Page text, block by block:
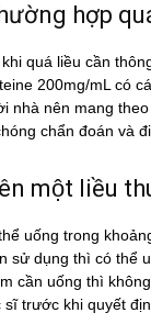
hợp
quá liều cần
200mg/mL có
nhà nên mang
chẩn đoán và
một liều
uống trong
sử dụng thì có thể
cần uống thì
trước khi quyết